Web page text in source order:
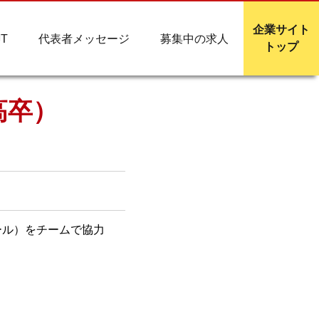
代表者メッセージ 募集中の求人
企業サイト
トップ
）
）をチームで協力